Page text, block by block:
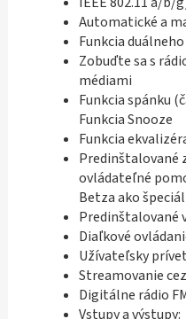
Automatické a
Funkcia
Zobuďte sa s
médiami
Funkcia spánku
Funkcia Snooze
Funkcia
Predinštalované
ovládateľné
Betza ako
Predinštalované
Diaľkové
Užívateľsky
Streamovanie
Digitálne rádio
Vstupy a výstupy: